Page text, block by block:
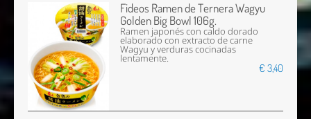
Fideos Ramen de Ternera Wagyu
Golden Big Bowl 106g.
Ramen japonés con caldo dorado
elaborado con extracto de carne
Wagyu y verduras cocinadas
lentamente.
€ 3,40